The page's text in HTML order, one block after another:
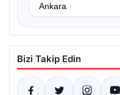
Bizi Takip Edin